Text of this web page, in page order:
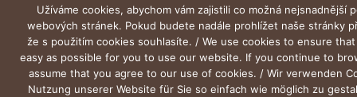
Užíváme cookies, abychom vám zajistili co možná nejsnadnější
webových stránek. Pokud budete nadále prohlížet naše stránky
že s použitím cookies souhlasíte. / We use cookies to ensure
easy as possible for you to use our website. If you continue to
assume that you agree to our use of cookies. / Wir verwenden
Nutzung unserer Website für Sie so einfach wie möglich zu